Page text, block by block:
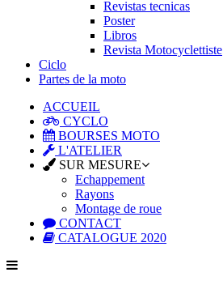
Revistas tecnicas
Poster
Libros
Revista Motocyclettiste
Ciclo
Partes de la moto
ACCUEIL
CYCLO
BOURSES MOTO
L'ATELIER
SUR MESURE
Echappement
Rayons
Montage de roue
CONTACT
CATALOGUE 2020